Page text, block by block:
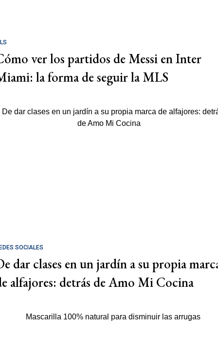
ver los partidos de Messi en Inter
la forma de seguir la MLS
SOCIALES
dar clases en un jardín a su propia
alfajores: detrás de Amo Mi Cocina